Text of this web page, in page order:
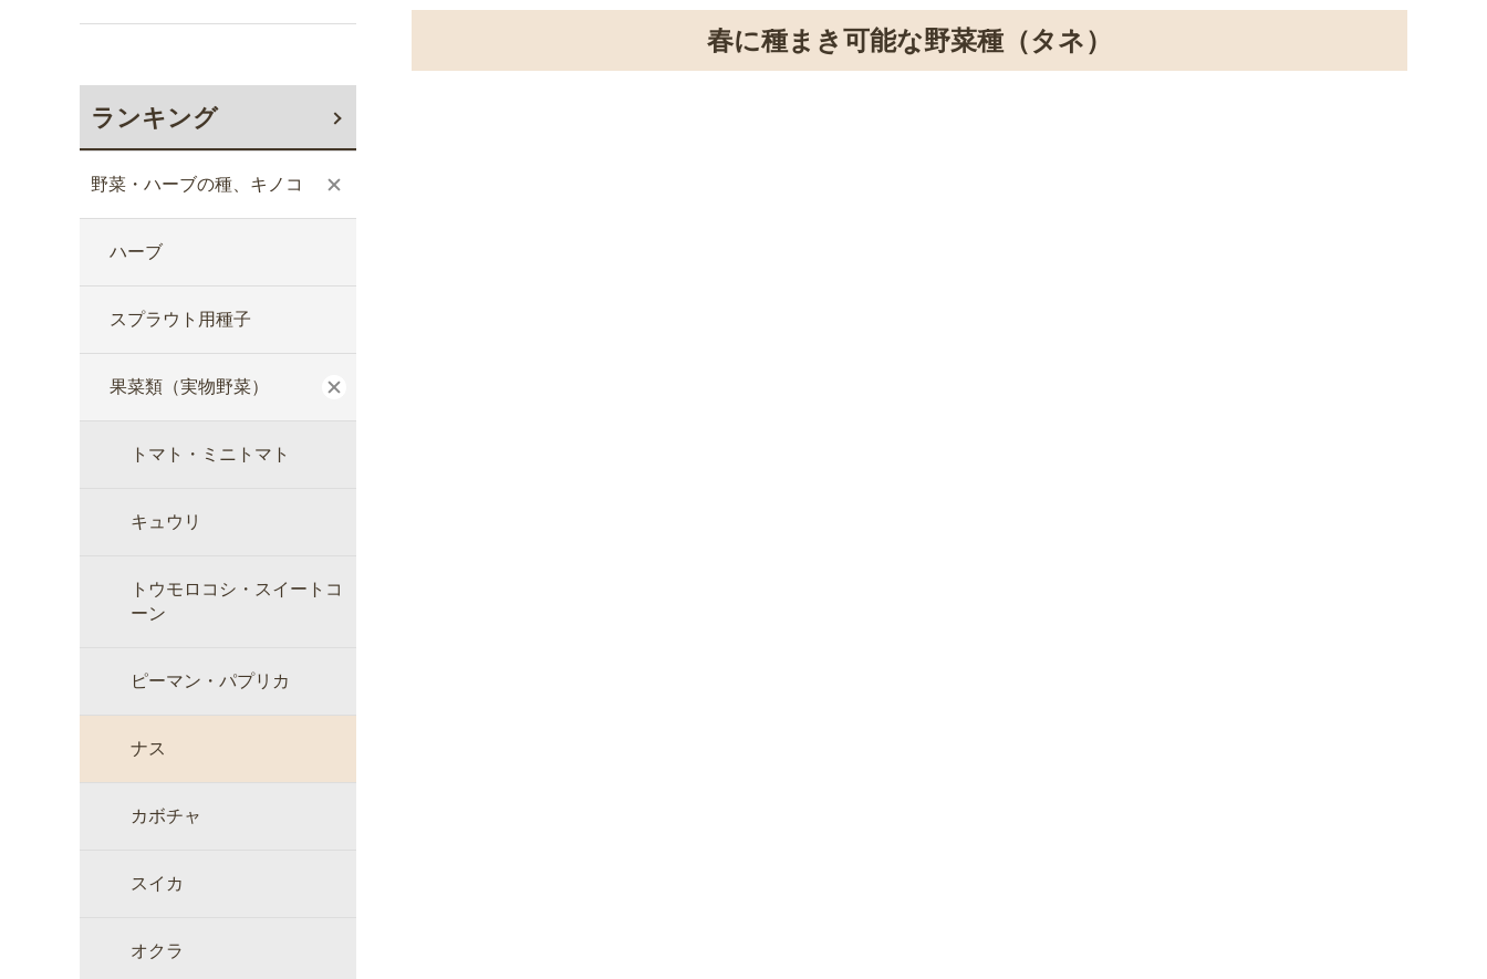
ランキング
野菜・ハーブの種、キノコ
ハーブ
スプラウト用種子
果菜類（実物野菜）
トマト・ミニトマト
キュウリ
トウモロコシ・スイートコ
ーン
ピーマン・パプリカ
ナス
カボチャ
スイカ
オクラ
春に種まき可能な野菜種（タネ）